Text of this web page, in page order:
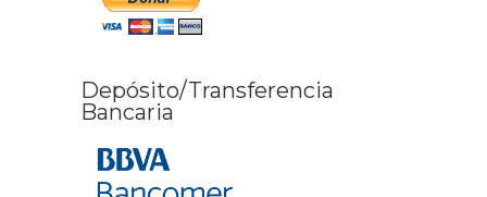
Depósito/Transferencia
Bancaria